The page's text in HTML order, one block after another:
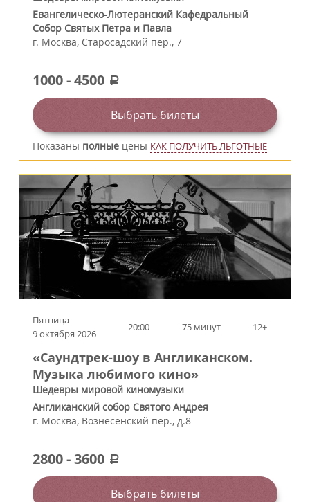
Евангелическо-Лютеранский Кафедральный
Собор Святых Петра и Павла
г. Москва, Старосадский пер., 7
1000-4500 a
Выбрать билеты
Показаны полные цены КАК ПОЛУЧИТЬ ЛЬГОТНЫЕ
Пятница
9 октября 2026
20:00 75 минут 12+
«Саундтрек-шоу в Англиканском.
Музыка любимого кино»
Шедевры мировой киномузыки
Англиканский собор Святого Андрея
г. Москва, Вознесенский пер., д.8
2800-3600 a
Выбрать билеты